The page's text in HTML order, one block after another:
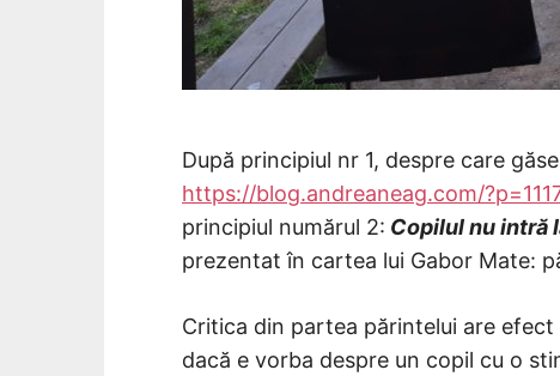
După principiul nr 1, despre care
https://blog.andreaneag.com/
principiul numărul 2: Copilul nu intră
prezentat în cartea lui Gabor Mate:
Critica din partea părintelui are
dacă e vorba despre un copil cu o